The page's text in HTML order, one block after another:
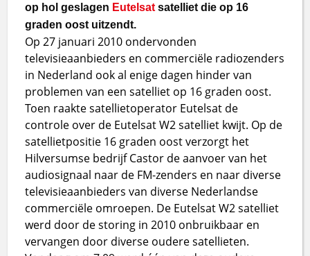
op hol geslagen Eutelsat satelliet die op 16
graden oost uitzendt.
Op 27 januari 2010 ondervonden
televisieaanbieders en commerciële radiozenders
in Nederland ook al enige dagen hinder van
problemen van een satelliet op 16 graden oost.
Toen raakte satellietoperator Eutelsat de
controle over de Eutelsat W2 satelliet kwijt. Op de
satellietpositie 16 graden oost verzorgt het
Hilversumse bedrijf Castor de aanvoer van het
audiosignaal naar de FM-zenders en naar diverse
televisieaanbieders van diverse Nederlandse
commerciële omroepen. De Eutelsat W2 satelliet
werd door de storing in 2010 onbruikbaar en
vervangen door diverse oudere satellieten.